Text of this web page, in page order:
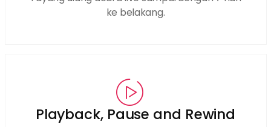
ke belakang.
Playback, Pause and Rewind